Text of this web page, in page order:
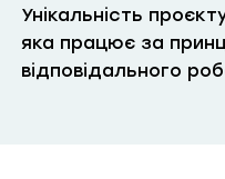
Унікальність
яка працює за
відповідального